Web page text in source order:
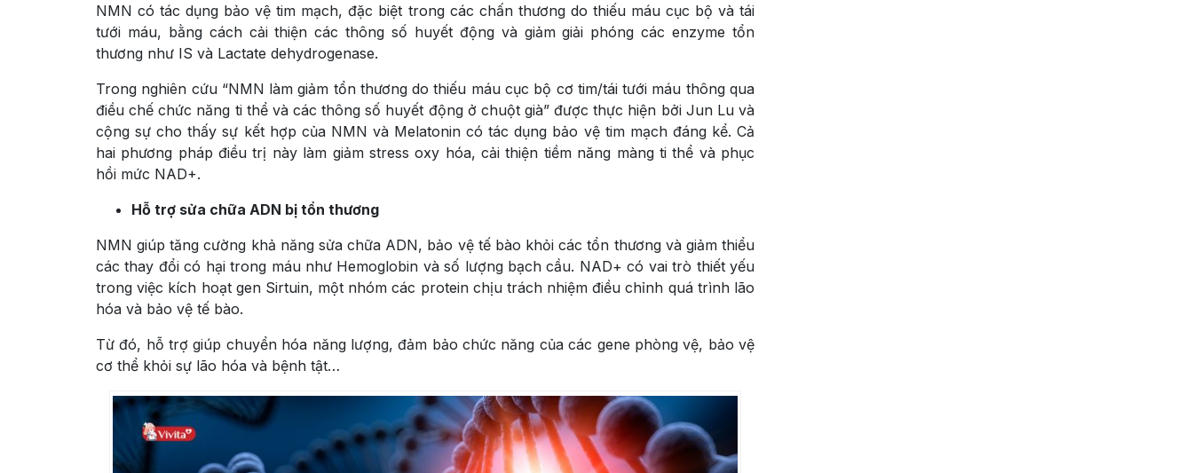
NMN có tác dụng bảo vệ tim mạch, đặc biệt trong các chấn thương do thiếu máu cục bộ và tái
tưới máu, bằng cách cải thiện các thông số huyết động và giảm giải phóng các enzyme tổn
thương như IS và Lactate dehydrogenase.
Trong nghiên cứu “NMN làm giảm tổn thương do thiếu máu cục bộ cơ tim/tái tưới máu thông qua
điều chế chức năng ti thể và các thông số huyết động ở chuột già” được thực hiện bởi Jun Lu và
cộng sự cho thấy sự kết hợp của NMN và Melatonin có tác dụng bảo vệ tim mạch đáng kể. Cả
hai phương pháp điều trị này làm giảm stress oxy hóa, cải thiện tiềm năng màng ti thể và phục
hồi mức NAD+.
Hỗ trợ sửa chữa ADN bị tổn thương
NMN giúp tăng cường khả năng sửa chữa ADN, bảo vệ tế bào khỏi các tổn thương và giảm thiểu
các thay đổi có hại trong máu như Hemoglobin và số lượng bạch cầu. NAD+ có vai trò thiết yếu
trong việc kích hoạt gen Sirtuin, một nhóm các protein chịu trách nhiệm điều chỉnh quá trình lão
hóa và bảo vệ tế bào.
Từ đó, hỗ trợ giúp chuyển hóa năng lượng, đảm bảo chức năng của các gene phòng vệ, bảo vệ
cơ thể khỏi sự lão hóa và bệnh tật…